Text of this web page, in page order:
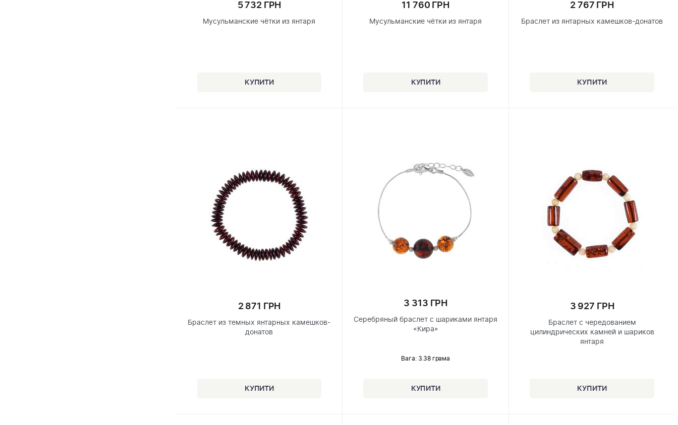
5 732 ГРН
Мусульманские чётки из янтаря
11 760 ГРН
Мусульманские чётки из янтаря
2 767 ГРН
Браслет из янтарных камешков-донатов
2 871 ГРН
Браслет из темных янтарных камешков-
донатов
3 313 ГРН
Серебряный браслет с шариками янтаря
«Кира»
Вага: 3.38 грама
3 927 ГРН
Браслет с чередованием
цилиндрических камней и шариков
янтаря